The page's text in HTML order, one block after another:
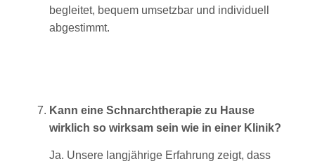
begleitet, bequem umsetzbar und individuell
abgestimmt.
Kann eine Schnarchtherapie zu Hause
wirklich so wirksam sein wie in einer Klinik?
Ja. Unsere langjährige Erfahrung zeigt, dass